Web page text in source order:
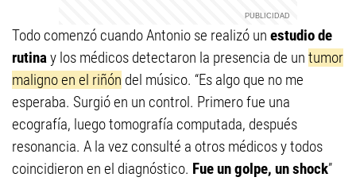
Todo comenzó cuando Antonio se realizó un estudio de
rutinay los médicos detectaron la presencia de un tumor
maligno en el riñón del músico. “Es algo que no me
esperaba. Surgió en un control. Primero fue una
ecografía, luego tomografía computada, después
resonancia. A la vez consulté a otros médicos y todos
coincidieron en el diagnóstico. Fue un golpe, un shock”